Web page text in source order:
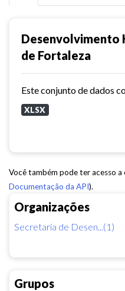
Organizações
Secretaria de Desen...(1)
Grupos
Desenvolvimento
de Fortaleza
XLSX
Você também pode ter acesso a
Documentação da API).